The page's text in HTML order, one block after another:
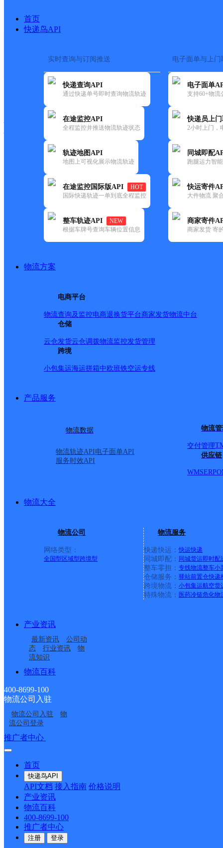
首页
快递鸟API
实时查询与订阅推送
快递查询API
通过快递单号即时查询物流轨迹
在途监控API
全程监控并推送物流轨迹状态
轨迹地图API
地图上可视化展示物流轨迹
在途监控国际版API
HOT
国际快递轨迹一单到底全程监控
整车轨迹API
NEW
根据车牌号查询车辆位置信息
电子面单与上门
电子面单
支持60+物流
快递员上
2小时上门，
同城即配
跑腿运力智
快运寄件
大件物流 聚
商家寄件
商家发货 寄
物流方案
电商平台
物流查询及监控电商退换货平台商家发货物流中台
仓储
云仓发货云仓调拨物流监控发货管理
跨境
小包集运海运拼箱中欧班铁空运专线
产品服务
物流数据
物流轨迹API电子面单API
服务时效API
物流
交付管理
供应链
WMSERP
物流大全
物流公司
网络类型：
全国型 区域型跨境型
物流服务
快递快运： 快运快递
同城即配： 同城货运即时配
整车零担： 专线物流整车小
仓储服务： 驿站前置仓快递
跨境物流： 小包集运航空货
特殊物流： 医药冷链危化物
产业资讯
最新资讯
公司动
态
行业资讯
物
流知识
物流百科
400-8699-100
物流公司入驻
物流公司入驻
物
流公司登录
推广者中心
首页
快递鸟API
API文档 接入指南 价格说明
产业资讯
物流百科
400-8699-100
推广者中心
注册 登录
快运大全 快递时效
优速
UH泉州洛江
更新时间：2022-07-12 00:00:00
所属快递：优速快递
所属区域：福建省-泉州市-洛江区
网点地址：福建省泉州市洛江区双阳镇小米时代2期15号
网点负责人：
街道服务部
福建主城公司泉州万安
服务部千亿街道分部
UH泉州洛江A
泉州洛江分部
泉州洛江区塘西工业区
经营分部
罗溪邮政支局
马甲邮政支局
接口API
API接口 DEMO下载
关于我们
公司介绍 企业动态
合作伙伴 快递鸟接口服务协议
户隐私政策